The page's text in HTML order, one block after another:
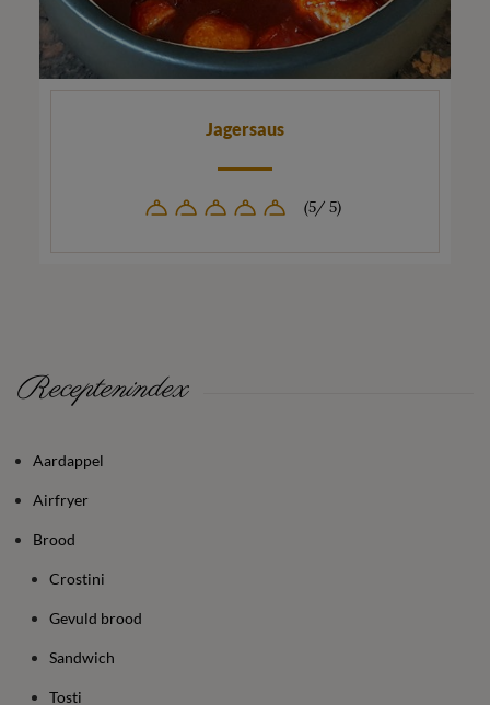
Jagersaus
(5/ 5)
Receptenindex
Aardappel
Airfryer
Brood
Crostini
Gevuld brood
Sandwich
Tosti